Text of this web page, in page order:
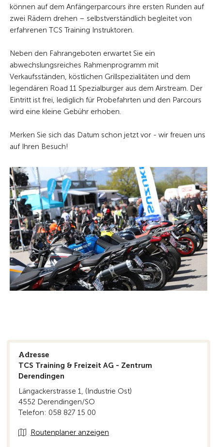
können auf dem Anfängerparcours ihre ersten Runden auf
zwei Rädern drehen – selbstverständlich begleitet von
erfahrenen TCS Training Instruktoren.
Neben den Fahrangeboten erwartet Sie ein
abwechslungsreiches Rahmenprogramm mit
Verkaufsständen, köstlichen Grillspezialitäten und dem
legendären Road 11 Spezialburger aus dem Airstream. Der
Eintritt ist frei, lediglich für Probefahrten und den Parcours
wird eine kleine Gebühr erhoben.
Merken Sie sich das Datum schon jetzt vor - wir freuen uns
auf Ihren Besuch!
Adresse
TCS Training & Freizeit AG - Zentrum
Derendingen
Längackerstrasse 1, (Industrie Ost)
4552 Derendingen/SO
Telefon: 058 827 15 00
Routenplaner anzeigen